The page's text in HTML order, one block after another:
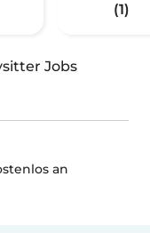
(1)
Jobs
an